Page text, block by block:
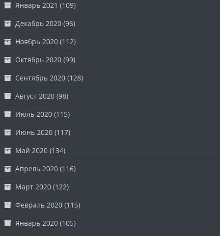
Январь 2021 (109)
Декабрь 2020 (96)
Ноябрь 2020 (112)
Октябрь 2020 (99)
Сентябрь 2020 (128)
Август 2020 (98)
Июль 2020 (115)
Июнь 2020 (117)
Май 2020 (134)
Апрель 2020 (116)
Март 2020 (122)
Февраль 2020 (115)
Январь 2020 (105)